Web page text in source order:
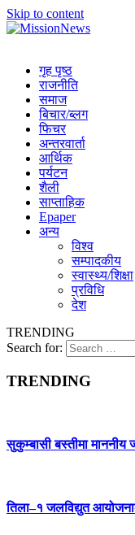
Skip to content
गृह पृष्ठ
राजनीति
समाज
बिचार/ब्लग
फिचर
अन्तरवार्ता
आर्थिक
पर्यटन
शैली
साप्ताहिक
Epaper
अन्य
विश्व
सम्पादकीय
स्वास्थ्य/शिक्षा
प्रविधि
देश
TRENDING
Search for:
TRENDING
सुकुम्बासी बस्तीमा
तिला–१ जलविद्युत